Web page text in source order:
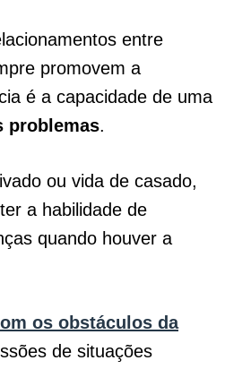
entre
promovem a
é a capacidade de uma
problemas.
ou vida de casado,
a habilidade de
quando houver a
os obstáculos da
de situações